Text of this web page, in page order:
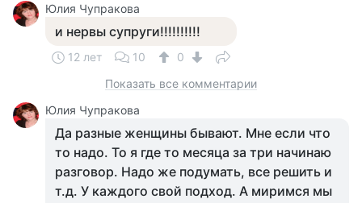
Юлия Чупракова
и нервы супруги!!!!!!!!!!
12 лет 10
0
Показать все комментарии
Юлия Чупракова
Да разные женщины бывают. Мне если что
то надо. То я где то месяца за три начинаю
разговор. Надо же подумать, все решить и
т.д. У каждого свой подход. А миримся мы